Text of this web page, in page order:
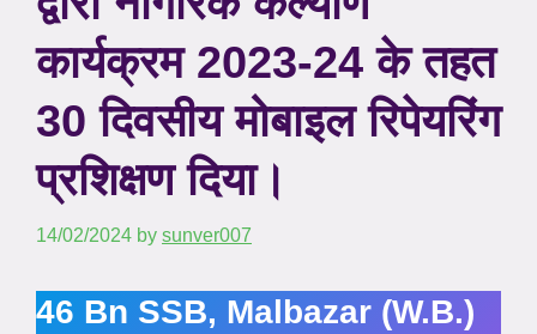
कार्यक्रम 2023-24 के तहत
30 दिवसीय मोबाइल रिपेयरिंग
प्रशिक्षण दिया।
14/02/2024 by sunver007
46 Bn SSB, Malbazar (W.B.)